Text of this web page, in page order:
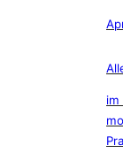
im